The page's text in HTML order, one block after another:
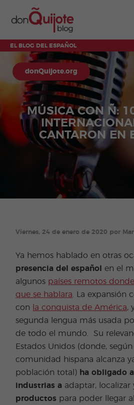
EL BLOG DEL ESPAÑOL
donQuijote.org
MÚSICA CON Ñ:
CANTARON EN
Viernes, 24 de enero de 2020 por
Ya hemos hablado en otras
presencia del español
en el
algunos países remotos
que se hablara . La expansión
con
la conquista de América,
segunda lengua más usada
de todo el mundo. Su
Estados Unidos (donde,
comunidad hispana alcanza
población total) ha obligado
industrias a adaptar,
productos para poder llegar